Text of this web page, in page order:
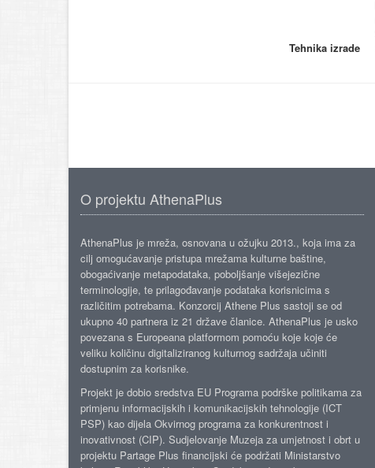
Tehnika izrade
O projektu AthenaPlus
AthenaPlus je mreža, osnovana u ožujku 2013., koja ima za
cilj omogućavanje pristupa mrežama kulturne baštine,
obogaćivanje metapodataka, poboljšanje višejezične
terminologije, te prilagođavanje podataka korisnicima s
različitim potrebama. Konzorcij Athene Plus sastoji se od
ukupno 40 partnera iz 21 države članice. AthenaPlus je usko
povezana s Europeana platformom pomoću koje koje će
veliku količinu digitaliziranog kulturnog sadržaja učiniti
dostupnim za korisnike.
Projekt je dobio sredstva EU Programa podrške politikama za
primjenu informacijskih i komunikacijskih tehnologije (ICT
PSP) kao dijela Okvirnog programa za konkurentnost i
inovativnost (CIP). Sudjelovanje Muzeja za umjetnost i obrt u
projektu Partage Plus financijski će podržati Ministarstvo